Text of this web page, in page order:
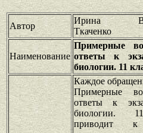
Автор
Ирина
Ткаченко
Наименование
Примерные
ответы к
биологии. 11
Каждое
Примерные
ответы к
биологии.
приводит